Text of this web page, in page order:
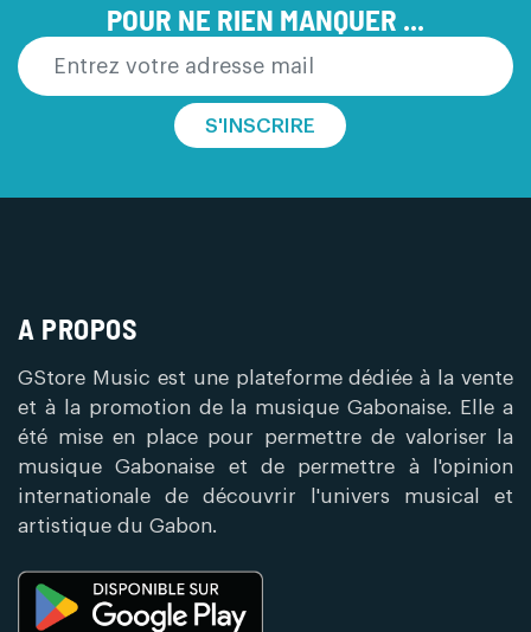
POUR NE RIEN MANQUER ...
S'INSCRIRE
A PROPOS
GStore Music est une plateforme dédiée à la vente
et à la promotion de la musique Gabonaise. Elle a
été mise en place pour permettre de valoriser la
musique Gabonaise et de permettre à l'opinion
internationale de découvrir l'univers musical et
artistique du Gabon.